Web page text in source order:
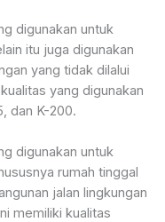
digunakan untuk
itu juga digunakan
yang tidak dilalui
yang digunakan
dan K-200.
digunakan untuk
rumah tinggal
jalan lingkungan
memiliki kualitas